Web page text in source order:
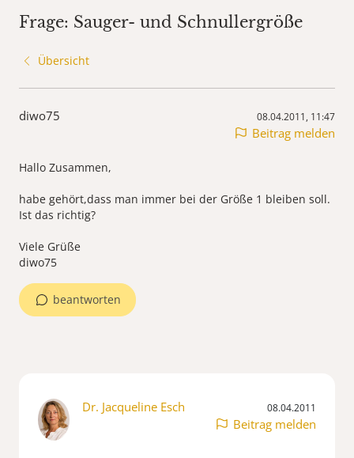
Frage: Sauger- und Schnullergröße
Übersicht
diwo75 08.04.2011, 11:47
Beitrag melden
Hallo Zusammen,
habe gehört,dass man immer bei der Größe 1 bleiben soll.
Ist das richtig?
Viele Grüße
diwo75
beantworten
Dr. Jacqueline Esch 08.04.2011
Beitrag melden